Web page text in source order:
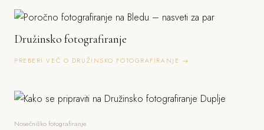
Družinsko fotografiranje
PREBERI VEČ O DRUŽINSKO FOTOGRAFIRANJE →
Nosečniško fotografiranje